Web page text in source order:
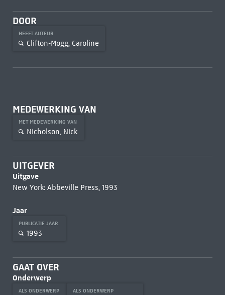
DOOR
HEEFT AUTEUR
Clifton-Mogg, Caroline
MEDEWERKING VAN
MET MEDEWERKING VAN
Nicholson, Nick
UITGEVER
Uitgave
New York: Abbeville Press, 1993
Jaar
PUBLICATIE JAAR
1993
GAAT OVER
Onderwerp
ALS ONDERWERP ALS ONDERWERP